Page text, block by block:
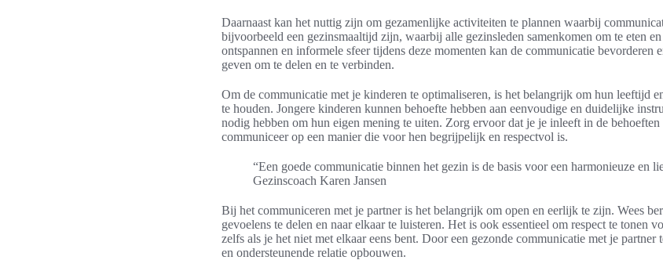
Daarnaast kan het nuttig zijn om gezamenlijke activiteiten te plannen waarbij
bijvoorbeeld een gezinsmaaltijd zijn, waarbij alle gezinsleden samenkomen om te eten
ontspannen en informele sfeer tijdens deze momenten kan de communicatie bevorderen
geven om te delen en te verbinden.
Om de communicatie met je kinderen te optimaliseren, is het belangrijk om hun leeftijd
te houden. Jongere kinderen kunnen behoefte hebben aan eenvoudige en duidelijke
nodig hebben om hun eigen mening te uiten. Zorg ervoor dat je je inleeft in de
communiceer op een manier die voor hen begrijpelijk en respectvol is.
“Een goede communicatie binnen het gezin is de basis voor een harmonieuze en
Gezinscoach Karen Jansen
Bij het communiceren met je partner is het belangrijk om open en eerlijk te zijn. Wees
gevoelens te delen en naar elkaar te luisteren. Het is ook essentieel om respect te tonen
zelfs als je het niet met elkaar eens bent. Door een gezonde communicatie met je partner
en ondersteunende relatie opbouwen.